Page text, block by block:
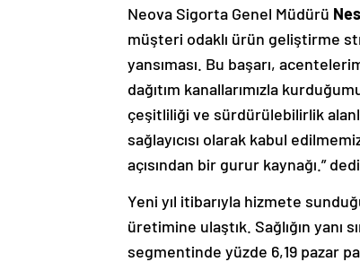
Neova Sigorta Genel Müdürü
müşteri odaklı ürün geliştirme
yansıması. Bu başarı,
dağıtım kanallarımızla
çeşitliliği ve sürdürülebilirlik
sağlayıcısı olarak kabul
açısından bir gurur kaynağı.”
Yeni yıl itibarıyla hizmete
üretimine ulaştık. Sağlığın yanı
segmentinde yüzde 6,19 pazar